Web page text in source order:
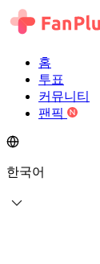
홈
투표
커뮤니티
팬픽
한국어